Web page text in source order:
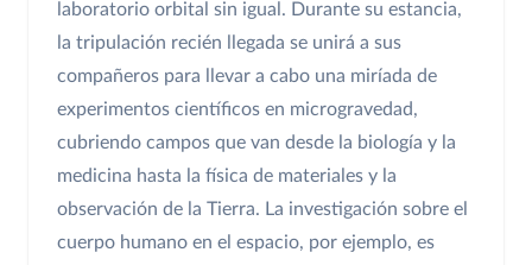
laboratorio orbital sin igual. Durante su estancia,
la tripulación recién llegada se unirá a sus
compañeros para llevar a cabo una miríada de
experimentos científicos en microgravedad,
cubriendo campos que van desde la biología y la
medicina hasta la física de materiales y la
observación de la Tierra. La investigación sobre el
cuerpo humano en el espacio, por ejemplo, es